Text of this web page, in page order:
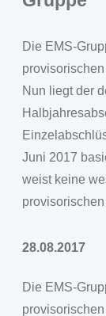
Die EMS-
Nun liegt der
Juni 2017
weist keine
28.08.2017
Die EMS-